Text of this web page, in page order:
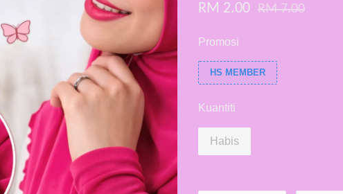
RM 2.00 RM 7.00
Promosi
HS MEMBER
Kuantiti
Habis